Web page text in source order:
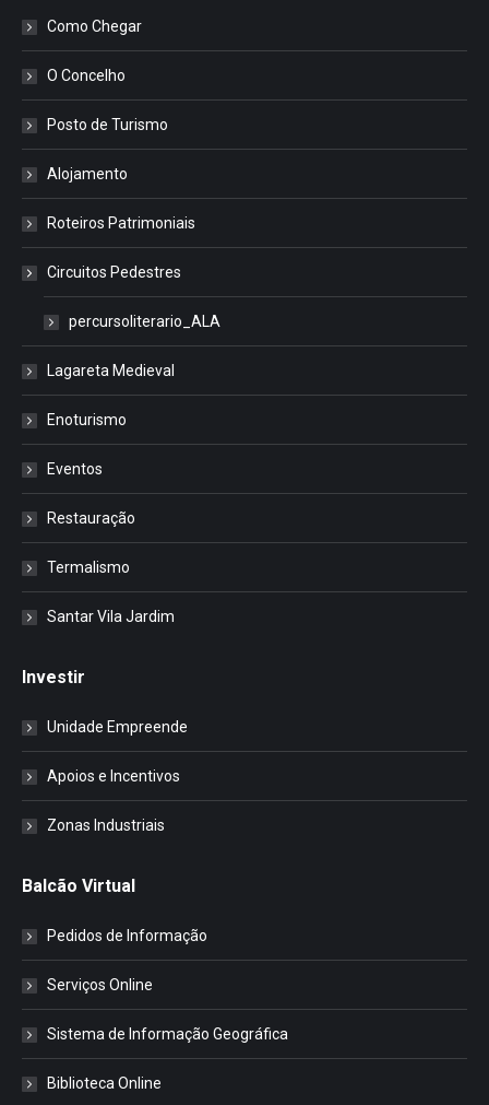
Como Chegar
O Concelho
Posto de Turismo
Alojamento
Roteiros Patrimoniais
Circuitos Pedestres
percursoliterario_ALA
Lagareta Medieval
Enoturismo
Eventos
Restauração
Termalismo
Santar Vila Jardim
Investir
Unidade Empreende
Apoios e Incentivos
Zonas Industriais
Balcão Virtual
Pedidos de Informação
Serviços Online
Sistema de Informação Geográfica
Biblioteca Online